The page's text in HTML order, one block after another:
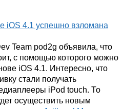
Team pod2g объявила, что
с помощью которого можно
iOS 4.1. Интересно, что
стали получать
iPod touch. То
осуществить новым